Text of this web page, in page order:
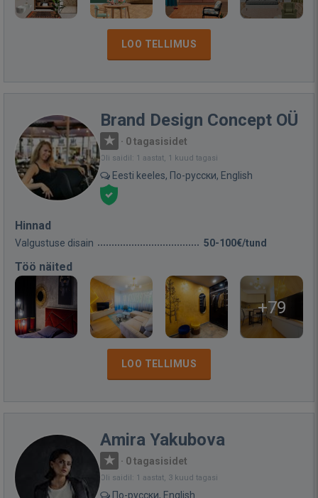
LOO TELLIMUS
Brand Design Concept OÜ
· 0 tagasisidet
Oli saidil: 1 aastat, 1 kuud tagasi
Eesti keeles, По-русски, English
Hinnad
Valgustuse disain 50-100€/tund
Töö näited
+79
LOO TELLIMUS
Amira Yakubova
· 0 tagasisidet
Oli saidil: 1 aastat, 3 kuud tagasi
По-русски, English